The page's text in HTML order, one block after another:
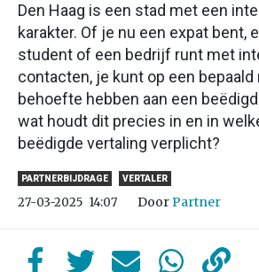
Den Haag is een stad met een
karakter. Of je nu een expat bent,
student of een bedrijf runt met
contacten, je kunt op een
behoefte hebben aan een
wat houdt dit precies in en in
beëdigde vertaling verplicht?
PARTNERBIJDRAGE VERTALER
27-03-2025 14:07 DoorPartner